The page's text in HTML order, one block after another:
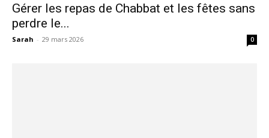
Gérer les repas de Chabbat et les fêtes sans
perdre le...
Sarah - 29 mars 2026 0